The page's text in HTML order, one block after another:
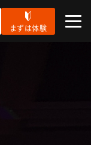
まずは体験